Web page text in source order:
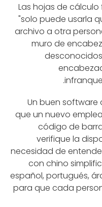
Las hojas de
"solo puede usarla
archivo a otra
muro de
Un buen software
que un nuevo
código de
verifique la
necesidad de
con chino
español, portugués,
para que cada